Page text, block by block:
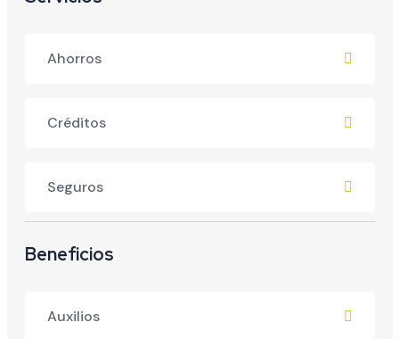
Ahorros
Créditos
Seguros
Beneficios
Auxilios